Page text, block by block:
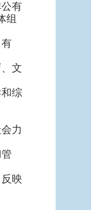
有
组
文
综
力
映